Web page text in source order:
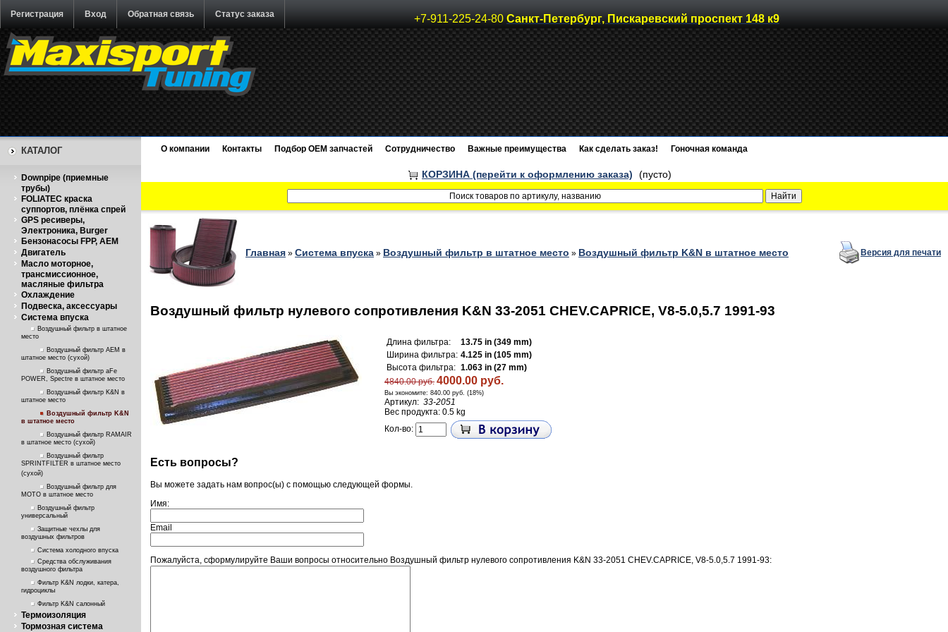
Регистрация Вход Обратная связь Статус заказа +7-911-225-24-80 Санкт-Петербург, Пискаревский проспект 148 к9
КАТАЛОГ
Downpipe (приемные
трубы)
FOLIATEC краска
суппортов, плёнка спрей
GPS ресиверы,
Электроника, Burger
Бензонасосы FPP, AEM
Двигатель
Масло моторное,
трансмиссионное,
масляные фильтра
Охлаждение
Подвеска, аксессуары
Система впуска
Воздушный фильтр в штатное
место
Воздушный фильтр AEM в
штатное место (сухой)
Воздушный фильтр aFe
POWER, Spectre в штатное место
Воздушный фильтр K&N в
штатное место
Воздушный фильтр K&N
в штатное место
Воздушный фильтр RAMAIR
в штатное место (сухой)
Воздушный фильтр
SPRINTFILTER в штатное место
(сухой)
Воздушный фильтр для
МОТО в штатное место
Воздушный фильтр
универсальный
Защитные чехлы для
воздушных фильтров
Система холодного впуска
Средства обслуживания
воздушного фильтра
Фильтр K&N лодки, катера,
гидроциклы
Фильтр K&N салонный
Термоизоляция
Тормозная система
О компании Контакты Подбор OEM запчастей Сотрудничество Важные преимущества Как сделать заказ! Гоночная команда
КОРЗИНА (перейти к оформлению заказа) (пусто)
Главная » Система впуска » Воздушный фильтр в штатное место » Воздушный фильтр K&N в штатное место Версия для печати
Воздушный фильтр нулевого сопротивления K&N 33-2051 CHEV.CAPRICE, V8-5.0,5.7 1991-93
Длина фильтра:
13.75 in (349 mm)
Ширина фильтра: 4.125 in (105 mm)
Высота фильтра: 1.063 in (27 mm)
4840.00 руб. 4000.00 руб.
Вы экономите: 840.00 руб. (18%)
Артикул: 33-2051
Вес продукта: 0.5 kg
Кол-во:
Есть вопросы?
Вы можете задать нам вопрос(ы) с помощью следующей формы.
Имя:
Email
Пожалуйста, сформулируйте Ваши вопросы относительно Воздушный фильтр нулевого сопротивления K&N 33-2051 CHEV.CAPRICE, V8-5.0,5.7 1991-93: